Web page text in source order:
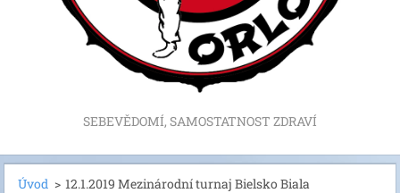
SEBEVĚDOMÍ, SAMOSTATNOST ZDRAVÍ
Úvod > 12.1.2019 Mezinárodní turnaj Bielsko Biala